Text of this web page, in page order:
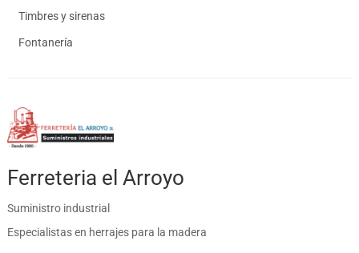
Timbres y sirenas
Fontanería
Ferreteria el Arroyo
Suministro industrial
Especialistas en herrajes para la madera